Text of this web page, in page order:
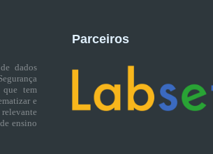
dados
que tem
e
ensino
Parceiros